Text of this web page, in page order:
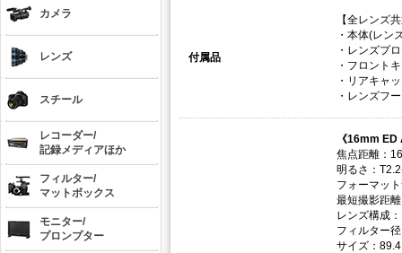
カメラ
レンズ
スチール
レコーダー/
記録メディアほか
フィルター/
マットボックス
モニター/
プロンプター
付属品
【全レンズ
・本体(レ
・レンズプ
・フロント
・リアキャ
・レンズフ
《16mm
焦点距離：
明るさ：
フォーマッ
最短撮影距
レンズ構成
フィルター
サイズ：